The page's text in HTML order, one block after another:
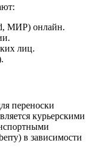
МИР) онлайн.
лиц.
переноски
курьерскими
в зависимости